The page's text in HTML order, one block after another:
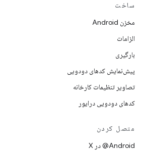
ساخت
مخزن Android
الزامات
بارگیری
پیش‌نمایش کدهای دودویی
تصاویر تنظیمات کارخانه
کدهای دودویی درایور
متصل کردن
‫‎@Android در X